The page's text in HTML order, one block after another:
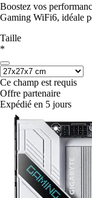
Boostez vos
Gaming WiFi6, idéale
Taille
*
Ce champ est requis
Offre partenaire
Expédié en 5 jours